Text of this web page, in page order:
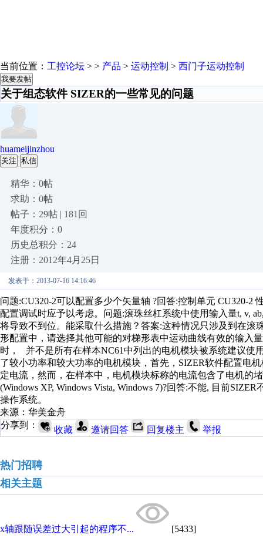
当前位置： 工控论坛 > > 产品 > 运动控制 > 西门子运动控制
我要发帖
关于组态软件 SIZER的一些常见的问题
huameijinzhou
关注 私信
精华：0帖
求助：0帖
帖子：29帖 | 181回
年度积分：0
历史总积分：24
注册：2012年4月25日
发表于：2013-07-16 14:16:46
问题:CU320-2可以配置多少个矢量轴 ?回答:控制单元 CU320-2
配置调试时应予以考虑。问题:滚珠丝杠系统中使用输入量t, v,
将导致不到位。能采取什么措施？答案:这种情况只涉及到在
形配置中，请选择其他可能的对梯形表中运动曲线有效的输入
时， 并不是所有在样本NC61中列出的电机模块被系统建议使
了较小功率和较大功率的电机模块，首先，SIZER软件配置电
定电流，然而，在样本中，电机模块标称的电流包含了电机的
(Windows XP, Windows Vista, Windows 7)?回答:不能, 目前
操作系统。
来源：华美金舟
分享到：
收藏 邀请回答 回复楼主 举报
热门招聘
相关主题
x轴跟随误差过大引起的程序不... [5433]